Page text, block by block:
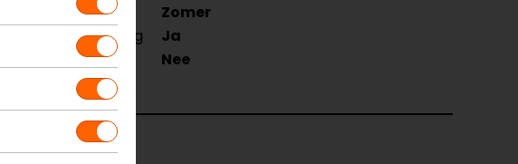
Zomer
Touch tip aanwezig
Ja
Vizier wisser
Nee